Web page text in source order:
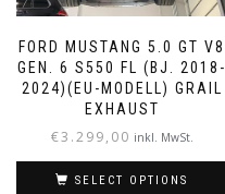
FORD MUSTANG 5.0 GT V8
GEN. 6 S550 FL (BJ. 2018-
2024)(EU-MODELL) GRAIL
EXHAUST
€3.299,00 inkl. MwSt.
SELECT OPTIONS